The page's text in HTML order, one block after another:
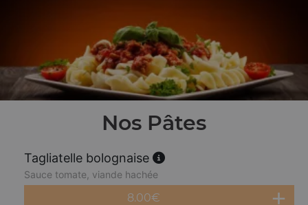
Nos Pâtes
Tagliatelle bolognaise
Sauce tomate, viande hachée
8.00€